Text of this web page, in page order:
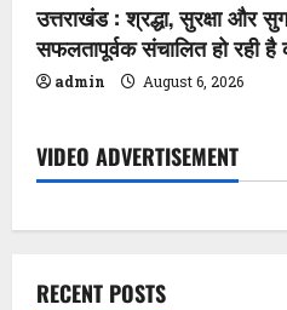
उत्तराखंड : श्रद्धा, सुरक्षा और
सफलतापूर्वक संचालित हो रही है
admin August 6, 2026
VIDEO ADVERTISEMENT
RECENT POSTS